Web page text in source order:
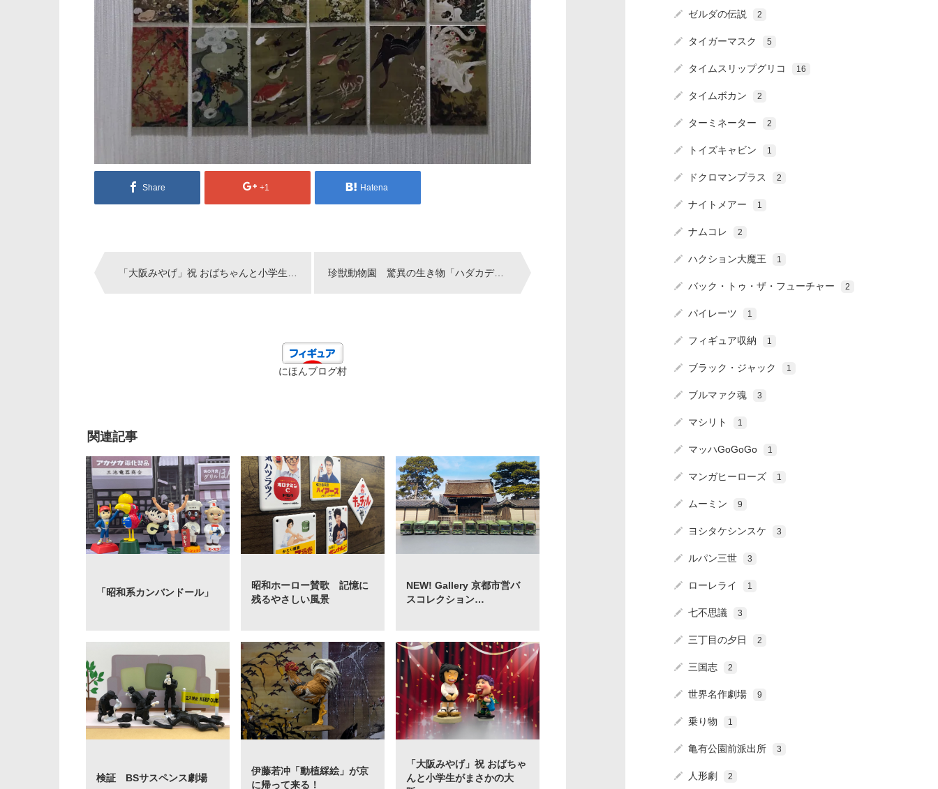
Share +1 Hatena
Post
「大阪みやげ」祝 おばちゃんと小学生がまさかの大阪代表に 珍獣動物園 驚異の生き物「ハダカデバネズミ」は期待の星
にほんブログ村
関連記事
「昭和系カンバンドール」
昭和ホーロー賛歌 記憶に
残るやさしい風景
NEW! Gallery 京都市営バ
スコレクション…
検証 BSサスペンス劇場
伊藤若冲「動植綵絵」が京
に帰って来る！
「大阪みやげ」祝 おばちゃ
んと小学生がまさかの大
ゼルダの伝説 2
タイガーマスク 5
タイムスリップグリコ 16
タイムボカン 2
ターミネーター 2
トイズキャビン 1
ドクロマンプラス 2
ナイトメアー 1
ナムコレ 2
ハクション大魔王 1
バック・トゥ・ザ・フューチャー 2
パイレーツ 1
フィギュア収納 1
ブラック・ジャック 1
ブルマァク魂 3
マシリト 1
マッハGoGoGo 1
マンガヒーローズ 1
ムーミン 9
ヨシタケシンスケ 3
ルパン三世 3
ローレライ 1
七不思議 3
三丁目の夕日 2
三国志 2
世界名作劇場 9
乗り物 1
亀有公園前派出所 3
人形劇 2